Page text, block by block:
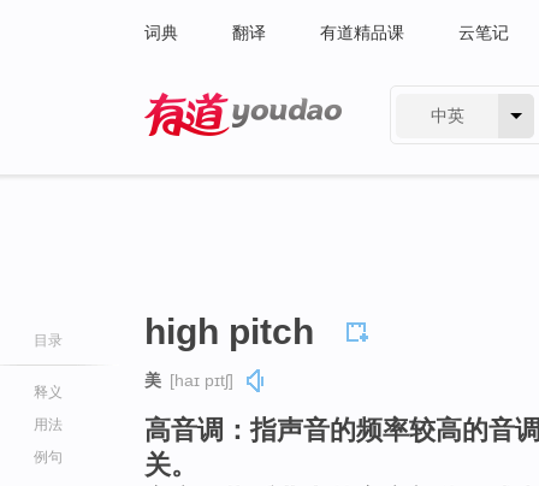
词典 翻译 有道精品课 云笔记
中英
目录
释义
用法
例句
high pitch
美 [haɪ pɪtʃ]
高音调：指声音的频率较高的音
关。